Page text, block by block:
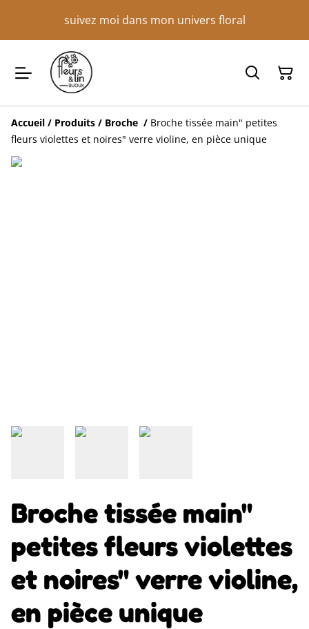
suivez moi dans mon univers floral
Accueil / Produits / Broche / Broche tissée main" petites
fleurs violettes et noires" verre violine, en pièce unique
Broche tissée main"
petites fleurs violettes
et noires" verre violine,
en pièce unique